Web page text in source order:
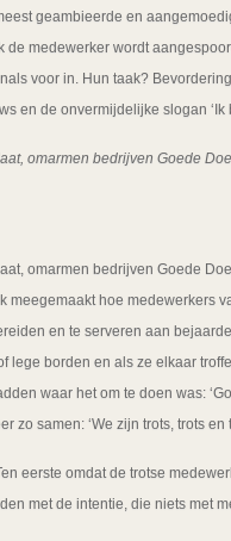
geambieerde en
de medewerker wordt
voor in. Hun taak?
en de onvermijdelijke slogan
omarmen bedrijven Goede
omarmen bedrijven Goede
meegemaakt hoe medewerkers
en te serveren aan
lege borden en als ze elkaar
waar het om te doen was:
zo samen: ‘We zijn trots, trots en
eerste omdat de trotse
met de intentie, die niets met